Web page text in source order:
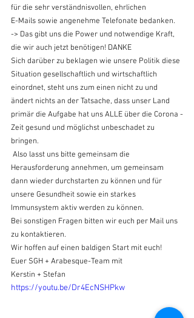
für die sehr verständnisvollen, ehrlichen
E-Mails sowie angenehme Telefonate bedanken.
-> Das gibt uns die Power und notwendige Kraft,
die wir auch jetzt benötigen! DANKE
Sich darüber zu beklagen wie unsere Politik diese
Situation gesellschaftlich und wirtschaftlich
einordnet, steht uns zum einen nicht zu und
ändert nichts an der Tatsache, dass unser Land
primär die Aufgabe hat uns ALLE über die Corona -
Zeit gesund und möglichst unbeschadet zu
bringen.
Herausforderung annehmen, um gemeinsam
dann wieder durchstarten zu können und für
unsere Gesundheit sowie ein starkes
Immunsystem aktiv werden zu können.
Bei sonstigen Fragen bitten wir euch per Mail uns
zu kontaktieren.
Wir hoffen auf einen baldigen Start mit euch!
Euer SGH + Arabesque-Team mit
Kerstin + Stefan
https://youtu.be/Dr4EcNSHPkw